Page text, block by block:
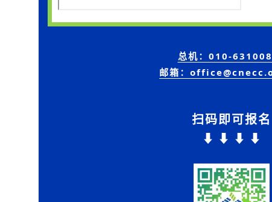
总机：010-
邮箱：
扫码即可报名
⬇ ⬇ ⬇ ⬇